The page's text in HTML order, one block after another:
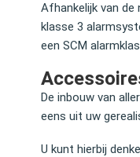
Afhankelijk van de
klasse 3
een SCM
De inbouw van
eens uit uw
U kunt hierbij